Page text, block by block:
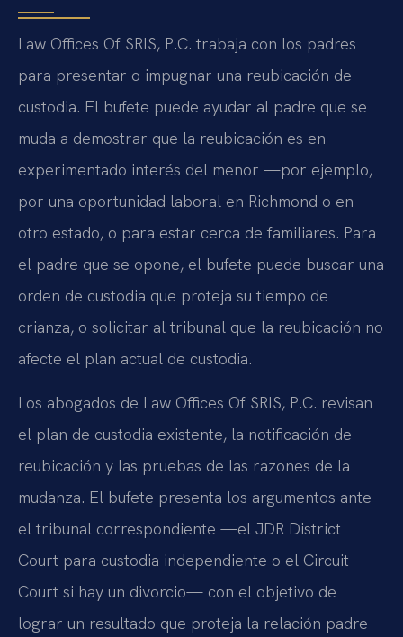
Law Offices Of SRIS, P.C. trabaja con los padres
para presentar o impugnar una reubicación de
custodia. El bufete puede ayudar al padre que se
muda a demostrar que la reubicación es en
experimentado interés del menor —por ejemplo,
por una oportunidad laboral en Richmond o en
otro estado, o para estar cerca de familiares. Para
el padre que se opone, el bufete puede buscar una
orden de custodia que proteja su tiempo de
crianza, o solicitar al tribunal que la reubicación no
afecte el plan actual de custodia.
Los abogados de Law Offices Of SRIS, P.C. revisan
el plan de custodia existente, la notificación de
reubicación y las pruebas de las razones de la
mudanza. El bufete presenta los argumentos ante
el tribunal correspondiente —el JDR District
Court para custodia independiente o el Circuit
Court si hay un divorcio— con el objetivo de
lograr un resultado que proteja la relación padre-